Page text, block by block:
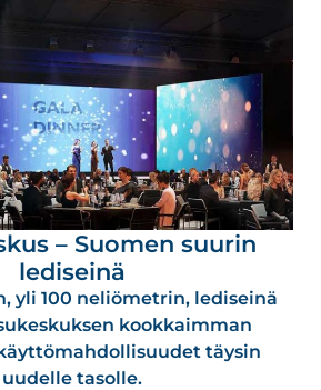
– Suomen suurin
lediseinä
yli 100 neliömetrin, lediseinä
kookkaimman
täysin
uudelle tasolle.